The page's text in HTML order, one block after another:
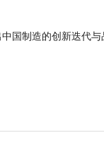
国制造的创新迭代与